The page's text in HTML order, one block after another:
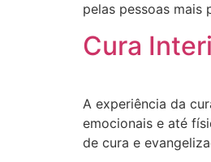
pelas pessoas mais
Cura
A experiência da
emocionais e até
de cura e